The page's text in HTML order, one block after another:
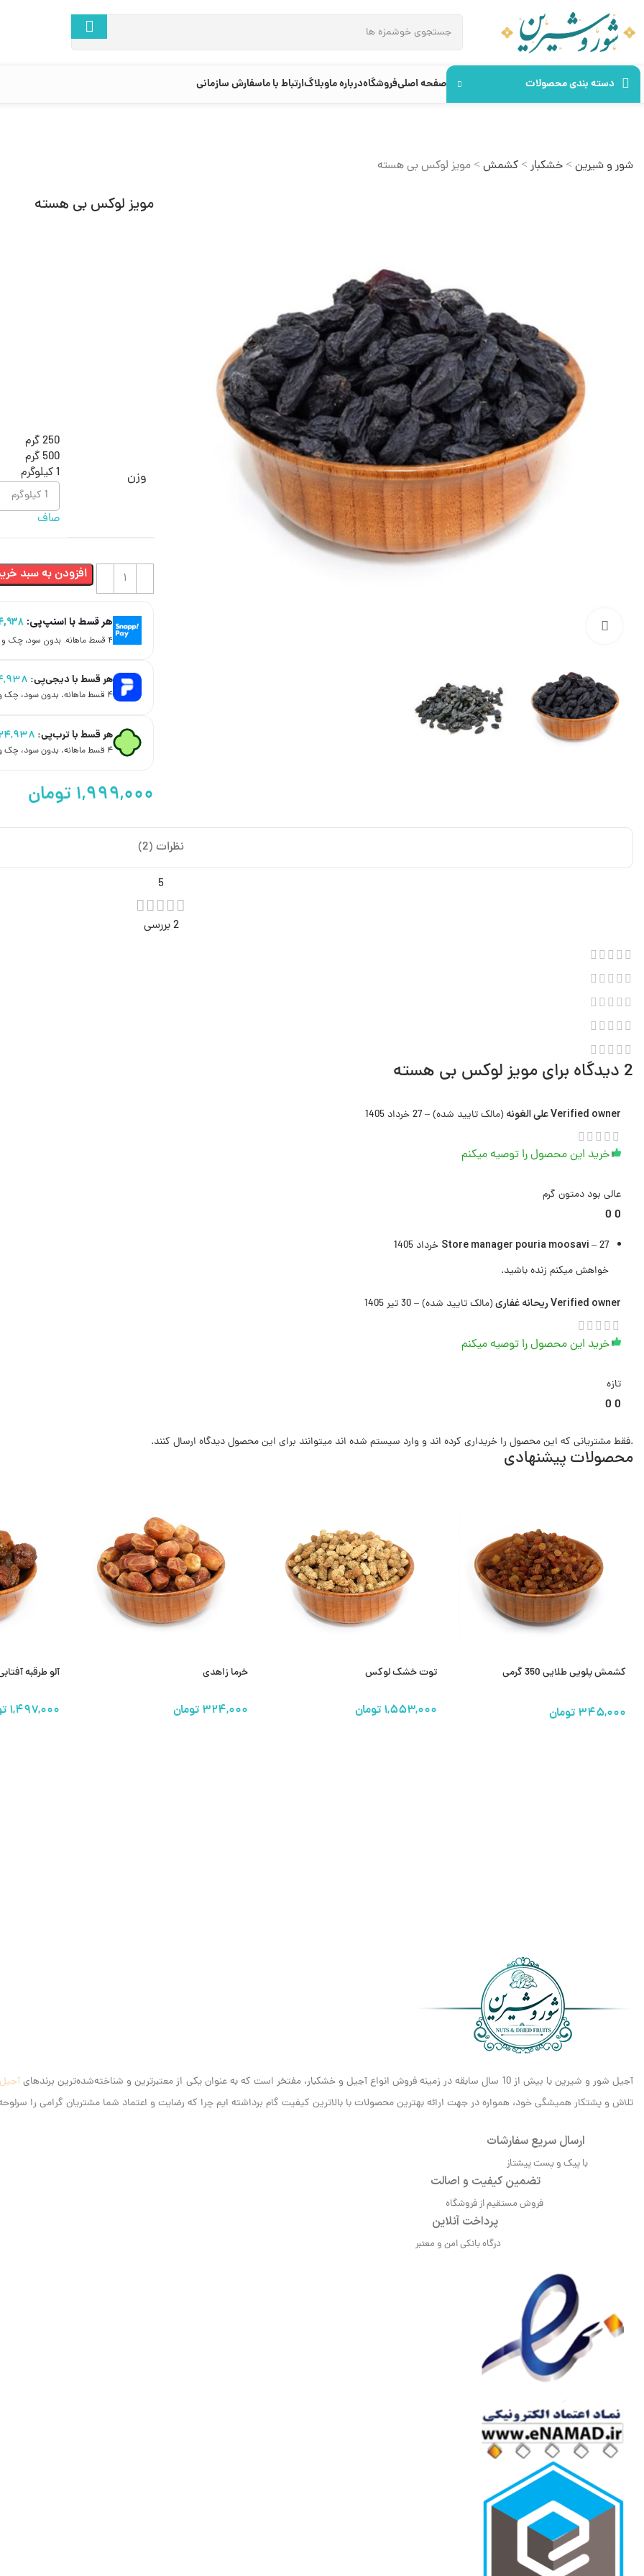
دسته بندی محصولات صفحه اصلیفروشگاهدرباره ماوبلاگارتباط با ماسفارش سازمانی
شور و شیرین> خشکبار> کشمش> مویز لوکس بی هسته
مویز لوکس بی هسته
وزن
250 گرم
500 گرم
1 کیلوگرم
صاف
افزودن به سبد
هر قسط با اسنپ‌پی:
۴ قسط ماهانه. بدون سود، چک و ضامن.
هر قسط با دیجی‌پی:
۴ قسط ماهانه. بدون سود، چک و ضامن.
هر قسط با ترب‌پی:
۴ قسط ماهانه. بدون سود، چک و ضامن.
نظرات (2)
5
2 بررسی
2 دیدگاه برای مویز لوکس بی هسته
Verified ownerعلي الغونه(مالک تایید شده)–27 خرداد 1405
خرید این محصول را توصیه میکنم
عالی بود دمتون گرم
0
0
Store manager pouria moosavi–27 خرداد 1405
خواهش میکنم زنده باشید.
Verified ownerریحانه غفاری(مالک تایید شده)–30 تیر 1405
خرید این محصول را توصیه میکنم
تازه
0
0
.فقط مشتریانی که این محصول را خریداری کرده اند و وارد سیستم شده اند میتوانند برای این محصول دیدگاه ارسال کنند.
محصولات پیشنهادی
کشمش پلویی طلایی 350 گرمی
تومان
توت خشک لوکس خرما زاهدی آلو طرقبه
آجیل شور و شیرین با بیش از 10 سال سابقه در زمینه فروش انواع آجیل و خشکبار، مفتخر است که به عنوان یکی از معتبرترین و شناخته‌شده‌ترین برندهای
تلاش و پشتکار همیشگی خود، همواره در جهت ارائه بهترین محصولات با بالاترین کیفیت گام برداشته ایم‌ چرا که رضایت و اعتماد شما مشتریان گرامی را سرلوحه
ارسال سریع سفارشات
با پیک و پست پیشتاز
تضمین کیفیت و اصالت
فروش مستقیم از فروشگاه
پرداخت آنلاین
درگاه بانکی امن و معتبر